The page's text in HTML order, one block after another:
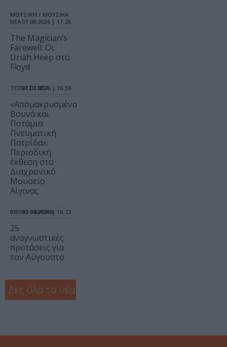
ΜΟΥΣΙΚΗ / ΜΟΥΣΙΚΑ
ΝΕΑ 07.08.2026 | 17.26
The Magician’s
Farewell: Οι
Uriah Heep στο
Floyd
ΤΕΧΝΕΣ / ΝΕΑ
07.08.2026 | 16.59
«Απομακρυσμένα
Βουνά και
Ποτάμια:
Πνευματική
Πατρίδα»:
Περιοδική
έκθεση στο
Διαχρονικό
Μουσείο
Αίγινας
ΒΙΒΛΙΟ / ΑΡΘΡΑ
07.08.2026 | 16.23
25
αναγνωστικές
προτάσεις για
τον Αύγουστο
Δες όλα τα νέα